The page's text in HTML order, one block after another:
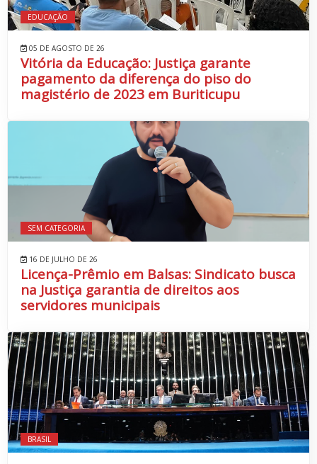
EDUCAÇÃO
05 DE AGOSTO DE 26
Vitória da Educação: Justiça garante
pagamento da diferença do piso do
magistério de 2023 em Buriticupu
SEM CATEGORIA
16 DE JULHO DE 26
Licença-Prêmio em Balsas: Sindicato busca
na Justiça garantia de direitos aos
servidores municipais
BRASIL